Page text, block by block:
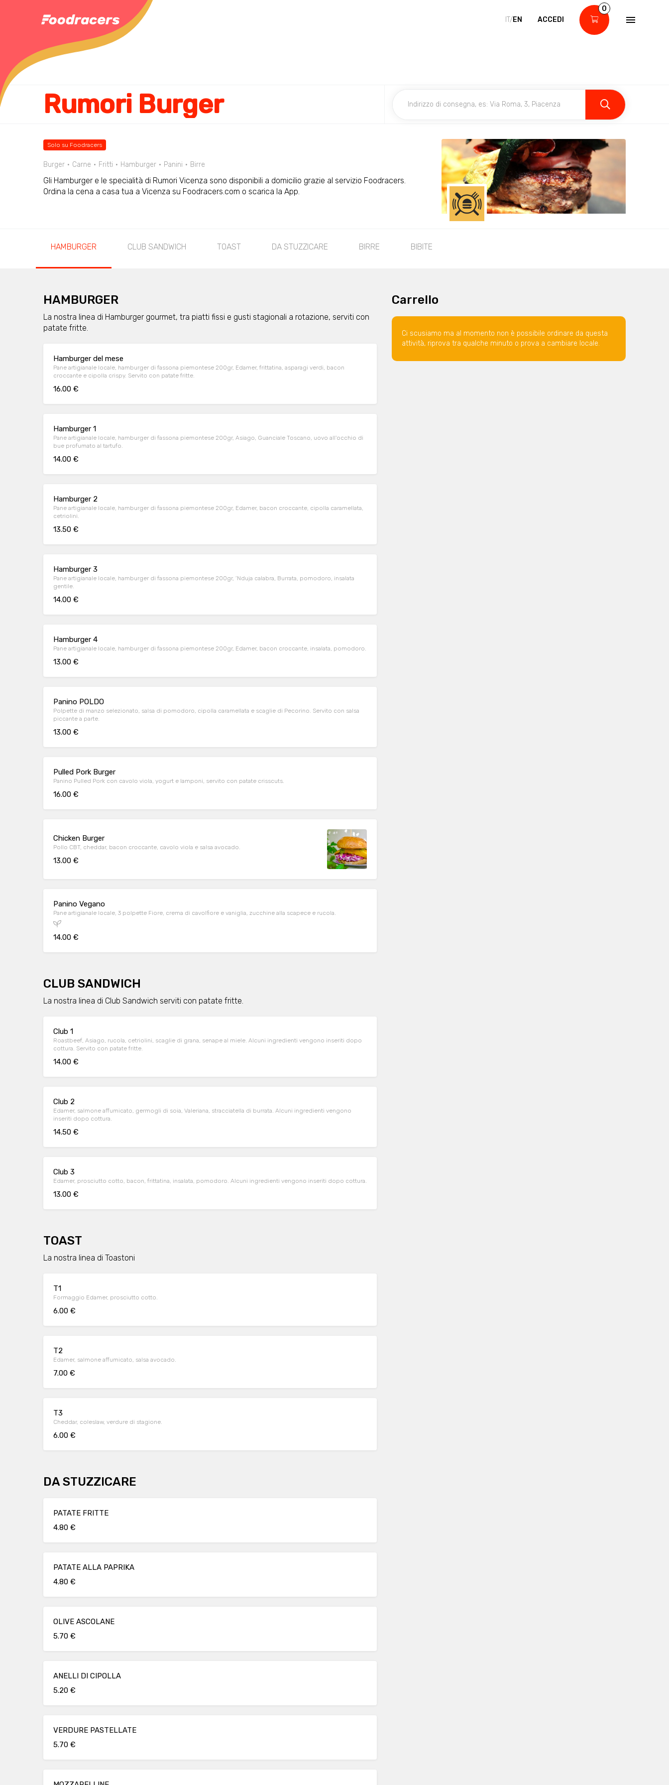
IT/EN ACCEDI
0
Rumori Burger
Solo su Foodracers
Burger Carne Fritti Hamburger Panini Birre
Gli Hamburger e le specialità di Rumori Vicenza sono disponibili a domicilio grazie al servizio Foodracers.
Ordina la cena a casa tua a Vicenza su Foodracers.com o scarica la App.
HAMBURGER CLUB SANDWICH TOAST DA STUZZICARE BIRRE BIBITE
HAMBURGER
La nostra linea di Hamburger gourmet, tra piatti fissi e gusti stagionali a rotazione, serviti con
patate fritte.
Hamburger del mese
Pane artigianale locale, hamburger di fassona piemontese 200gr, Edamer, frittatina, asparagi verdi, bacon
croccante e cipolla crispy. Servito con patate fritte.
16.00 €
Hamburger 1
Pane artigianale locale, hamburger di fassona piemontese 200gr, Asiago, Guanciale Toscano, uovo all'occhio di
bue profumato al tartufo.
14.00 €
Hamburger 2
Pane artigianale locale, hamburger di fassona piemontese 200gr, Edamer, bacon croccante, cipolla caramellata,
cetriolini.
13.50 €
Hamburger 3
Pane artigianale locale, hamburger di fassona piemontese 200gr, ‘Nduja calabra, Burrata, pomodoro, insalata
gentile.
14.00 €
Hamburger 4
Pane artigianale locale, hamburger di fassona piemontese 200gr, Edamer, bacon croccante, insalata, pomodoro.
13.00 €
Panino POLDO
Polpette di manzo selezionato, salsa di pomodoro, cipolla caramellata e scaglie di Pecorino. Servito con salsa
piccante a parte.
13.00 €
Pulled Pork Burger
Panino Pulled Pork con cavolo viola, yogurt e lamponi, servito con patate crisscuts.
16.00 €
Chicken Burger
Pollo CBT, cheddar, bacon croccante, cavolo viola e salsa avocado.
13.00 €
Panino Vegano
Pane artigianale locale, 3 polpette Fiore, crema di cavolfiore e vaniglia, zucchine alla scapece e rucola.
14.00 €
CLUB SANDWICH
La nostra linea di Club Sandwich serviti con patate fritte.
Club 1
Roastbeef, Asiago, rucola, cetriolini, scaglie di grana, senape al miele. Alcuni ingredienti vengono inseriti dopo
cottura. Servito con patate fritte.
14.00 €
Club 2
Edamer, salmone affumicato, germogli di soia, Valeriana, stracciatella di burrata. Alcuni ingredienti vengono
inseriti dopo cottura.
14.50 €
Club 3
Edamer, prosciutto cotto, bacon, frittatina, insalata, pomodoro. Alcuni ingredienti vengono inseriti dopo cottura.
13.00 €
TOAST
La nostra linea di Toastoni
T1
Formaggio Edamer, prosciutto cotto.
6.00 €
T2
Edamer, salmone affumicato, salsa avocado.
7.00 €
T3
Cheddar, coleslaw, verdure di stagione.
6.00 €
DA STUZZICARE
PATATE FRITTE
4.80 €
PATATE ALLA PAPRIKA
4.80 €
OLIVE ASCOLANE
5.70 €
ANELLI DI CIPOLLA
5.20 €
VERDURE PASTELLATE
5.70 €
Carrello
Ci scusiamo ma al momento non è possibile ordinare da questa
attività, riprova tra qualche minuto o prova a cambiare locale.